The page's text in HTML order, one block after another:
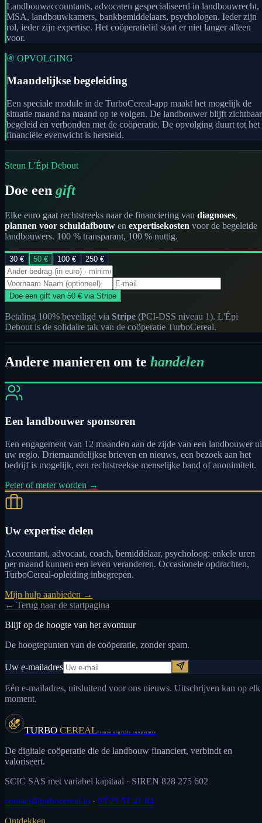
Landbouwaccountants, advocaten gespecialiseerd in landbouwrecht,
MSA, landbouwkamers, bankbemiddelaars, psychologen. Ieder zijn
rol, ieder zijn expertise. Het coöperatielid staat er niet langer alleen
voor.
④ OPVOLGING
Maandelijkse begeleiding
Een speciale module in de TurboCereal-app maakt het mogelijk de
situatie maand na maand op te volgen. De landbouwer blijft
begeleid en verbonden met de coöperatie. De opvolging duurt tot het
financiële evenwicht is hersteld.
Steun L'Épi Debout
Doe een gift
Elke euro gaat rechtstreeks naar de financiering van diagnoses,
plannen voor schuldafbouw en expertisekosten voor de begeleide
landbouwers. 100 % transparant, 100 % nuttig.
30 € 50 € 100 € 250 €
Doe een gift van 50 € via Stripe
Betaling 100% beveiligd via Stripe (PCI-DSS niveau 1). L'Épi
Debout is de solidaire tak van de coöperatie TurboCereal.
Andere manieren om te handelen
Een landbouwer sponsoren
Een engagement van 12 maanden aan de zijde van een landbouwer
uw regio. Driemaandelijkse brieven en nieuws, een bezoek aan het
bedrijf is mogelijk, een rechtstreekse menselijke band of anonimiteit.
Peter of meter worden →
Uw expertise delen
Accountant, advocaat, coach, bemiddelaar, psycholoog: enkele uren
per maand kunnen een leven veranderen. Occasionele opdrachten,
TurboCereal-opleiding inbegrepen.
Mijn hulp aanbieden →
← Terug naar de startpagina
Blijf op de hoogte van het avontuur
De hoogtepunten van de coöperatie, zonder spam.
Uw e-mailadres
Eén e-mailadres, uitsluitend voor ons nieuws. Uitschrijven kan op elk
moment.
TURBO CEREALFranse digitale coöperatie
De digitale coöperatie die de landbouw financiert, verbindt en
valoriseert.
SCIC SAS met variabel kapitaal · SIREN 828 275 602
contact@turbocereal.io · 03 23 51 41 84
Ontdekken